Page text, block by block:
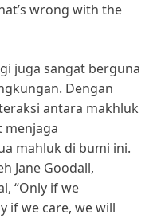
wrong with the
juga sangat berguna
Dengan
antara makhluk
menjaga
mahluk di bumi ini.
Jane Goodall,
“Only if we
if we care, we will